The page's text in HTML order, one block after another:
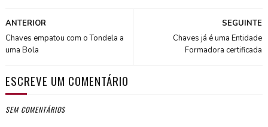
SEGUINTE
Chaves já é uma Entidade
Formadora certificada
ANTERIOR
Chaves empatou com o Tondela a
uma Bola
ESCREVE UM COMENTÁRIO
SEM COMENTÁRIOS